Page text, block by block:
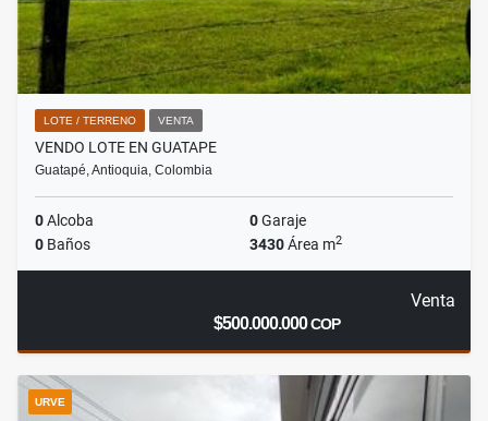
LOTE / TERRENO VENTA
VENDO LOTE EN GUATAPE
Guatapé, Antioquia, Colombia
0Alcoba 0Garaje
0 Baños 3430Área m2
Venta
$500.000.000COP
URVE